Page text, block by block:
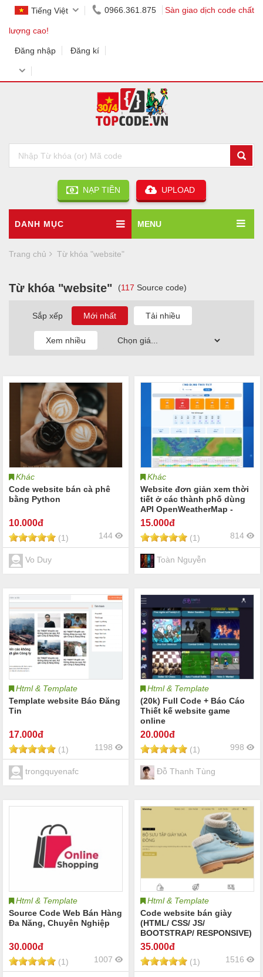
Tiếng Việt 0966.361.875 Sàn giao dịch code chất
lượng cao!
Đăng nhập Đăng kí
NẠP TIỀN UPLOAD
DANH MỤC MENU
Trang chủ Từ khóa "website"
Từ khóa "website" (117 Source code)
Sắp xếp
Khác
Code website bán cà phê
bằng Python
10.000đ
(1) 144
Vo Duy
Khác
Website đơn giản xem thời
tiết ở các thành phố dùng
API OpenWeatherMap -
Node.js - React.js
15.000đ
(1) 814
Toàn Nguyễn
Html & Template
Template website Báo Đăng
Tin
17.000đ
(1) 1198
trongquyenafc
Html & Template
(20k) Full Code + Báo Cáo
Thiết kế website game
online
20.000đ
(1) 998
Đỗ Thanh Tùng
Html & Template
Source Code Web Bán Hàng
Đa Năng, Chuyên Nghiệp
30.000đ
(1) 1007
Html & Template
Code website bán giày
(HTML/ CSS/ JS/
BOOTSTRAP/ RESPONSIVE)
35.000đ
(1) 1516